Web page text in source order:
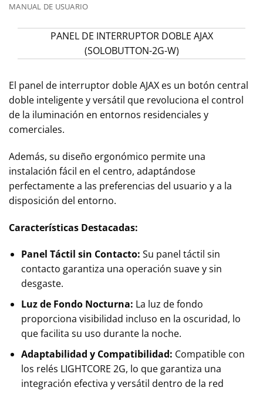
MANUAL DE USUARIO
PANEL DE INTERRUPTOR DOBLE AJAX
(SOLOBUTTON-2G-W)
El panel de interruptor doble AJAX es un botón central
doble inteligente y versátil que revoluciona el control
de la iluminación en entornos residenciales y
comerciales.
Además, su diseño ergonómico permite una
instalación fácil en el centro, adaptándose
perfectamente a las preferencias del usuario y a la
disposición del entorno.
Características Destacadas:
Panel Táctil sin Contacto: Su panel táctil sin
contacto garantiza una operación suave y sin
desgaste.
Luz de Fondo Nocturna: La luz de fondo
proporciona visibilidad incluso en la oscuridad, lo
que facilita su uso durante la noche.
Adaptabilidad y Compatibilidad: Compatible con
los relés LIGHTCORE 2G, lo que garantiza una
integración efectiva y versátil dentro de la red